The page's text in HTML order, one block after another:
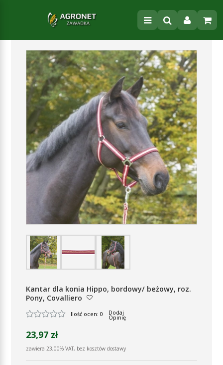
Kantar dla konia Hippo, bordowy/ beżowy, roz.
Pony, Covalliero
Ilość ocen: 0 Dodaj
Opinię
23,97 zł
zawiera 23,00% VAT, bez kosztów dostawy